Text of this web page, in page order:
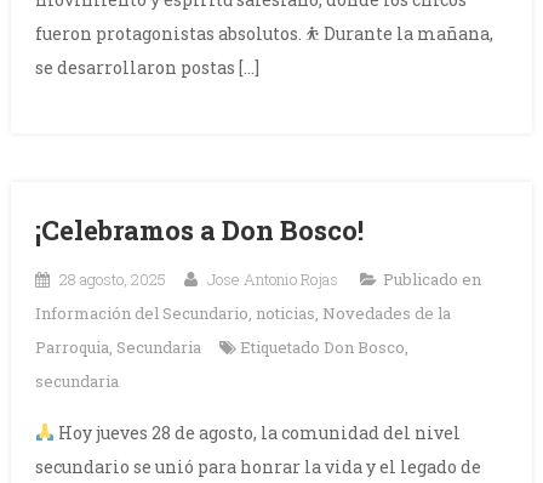
fueron protagonistas absolutos. ⛹ Durante la mañana,
se desarrollaron postas […]
¡Celebramos a Don Bosco!
28 agosto, 2025 Jose Antonio Rojas
Publicado en
Información del Secundario, noticias, Novedades de la
Parroquia, Secundaria Etiquetado Don Bosco,
secundaria
Hoy jueves 28 de agosto, la comunidad del nivel
secundario se unió para honrar la vida y el legado de